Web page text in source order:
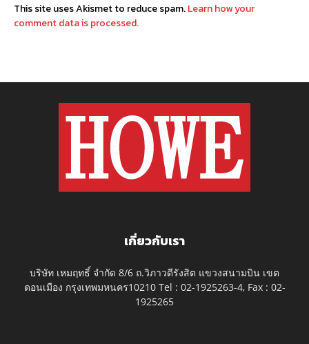
This site uses Akismet to reduce spam.Learn how your
comment data is processed.
เกี่ยวกับเรา
บริษัท เหมฤทธิ์ จำกัด 8/6 ถ.วิภาวดีรังสิต แขวงสนามบิน เขต
ดอนเมือง กรุงเทพมหนคร10210 Tel : 02-1925263-4, Fax : 02-
1925265